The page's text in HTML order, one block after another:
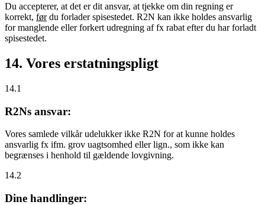
Du accepterer, at det er dit ansvar, at tjekke om din regning er
korrekt, førdu forlader spisestedet. R2N kan ikke holdes ansvarlig
for manglende eller forkert udregning af fx rabat efter du har forladt
spisestedet.
14. Vores erstatningspligt
14.1
R2Ns ansvar:
Vores samlede vilkår udelukker ikke R2N for at kunne holdes
ansvarlig fx ifm. grov uagtsomhed eller lign., som ikke kan
begrænses i henhold til gældende lovgivning.
14.2
Dine handlinger: